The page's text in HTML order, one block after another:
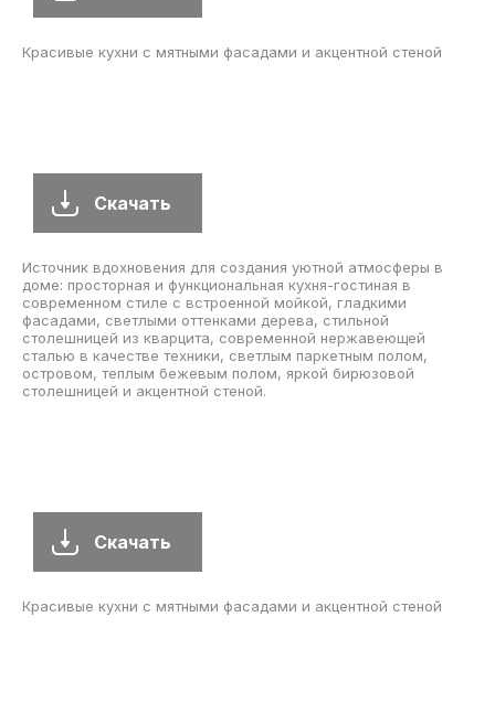
Красивые кухни с мятными фасадами и акцентной стеной
Скачать
Источник вдохновения для создания уютной атмосферы в
доме: просторная и функциональная кухня-гостиная в
современном стиле с встроенной мойкой, гладкими
фасадами, светлыми оттенками дерева, стильной
столешницей из кварцита, современной нержавеющей
сталью в качестве техники, светлым паркетным полом,
островом, теплым бежевым полом, яркой бирюзовой
столешницей и акцентной стеной.
Скачать
Красивые кухни с мятными фасадами и акцентной стеной